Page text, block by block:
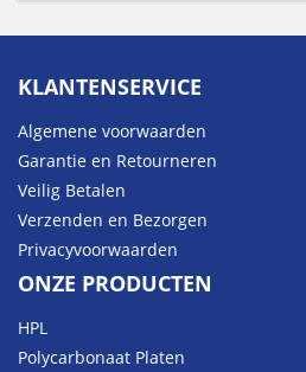
KLANTENSERVICE
Algemene voorwaarden
Garantie en Retourneren
Veilig Betalen
Verzenden en Bezorgen
Privacyvoorwaarden
ONZE PRODUCTEN
HPL
Polycarbonaat Platen